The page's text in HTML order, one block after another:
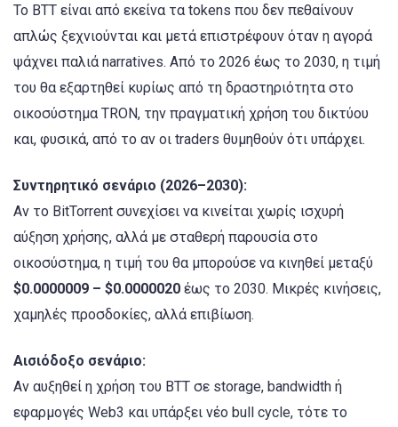
Το BTT είναι από εκείνα τα tokens που δεν πεθαίνουν
απλώς ξεχνιούνται και μετά επιστρέφουν όταν η αγορά
ψάχνει παλιά narratives. Από το 2026 έως το 2030, η τιμή
του θα εξαρτηθεί κυρίως από τη δραστηριότητα στο
οικοσύστημα TRON, την πραγματική χρήση του δικτύου
και, φυσικά, από το αν οι traders θυμηθούν ότι υπάρχει.
Συντηρητικό σενάριο (2026–2030):
Αν το BitTorrent συνεχίσει να κινείται χωρίς ισχυρή
αύξηση χρήσης, αλλά με σταθερή παρουσία στο
οικοσύστημα, η τιμή του θα μπορούσε να κινηθεί μεταξύ
$0.0000009 – $0.0000020 έως το 2030. Μικρές κινήσεις,
χαμηλές προσδοκίες, αλλά επιβίωση.
Αισιόδοξο σενάριο:
Αν αυξηθεί η χρήση του BTT σε storage, bandwidth ή
εφαρμογές Web3 και υπάρξει νέο bull cycle, τότε το